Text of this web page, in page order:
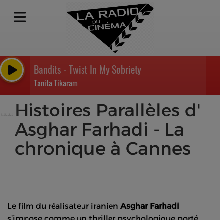
Bandits - Twist In My Sobriety
Tanita Tikaram
Histoires Parallèles d'
Asghar Farhadi - La
chronique à Cannes
Le film du réalisateur iranien Asghar Farhadi